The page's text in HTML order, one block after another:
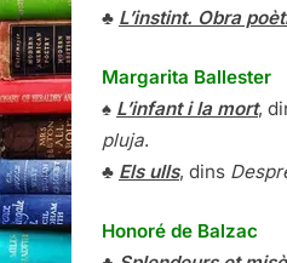
♣ L’instint. Obra
Margarita Ballester
♠ L’infant i la mort,
pluja.
♣ Els ulls, dins
Honoré de Balzac